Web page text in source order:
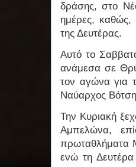
δράσης, στο
ημέρες, καθώς,
της Δευτέρας.
Αυτό το
ανάμεσα σε
τον αγώνα για
Ναύαρχος
Την Κυριακή
Αμπελώνα,
πρωταθλήματα
ενώ τη